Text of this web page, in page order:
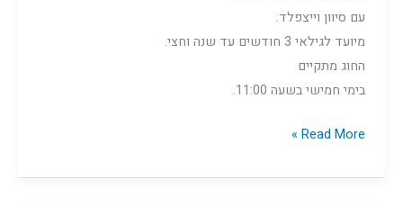
עם סיוון וייצפלד.
מיועד לגילאי 3 חודשים עד שנה וחצי.
החוג מתקיים
בימי חמישי בשעה 11:00.
Read More »